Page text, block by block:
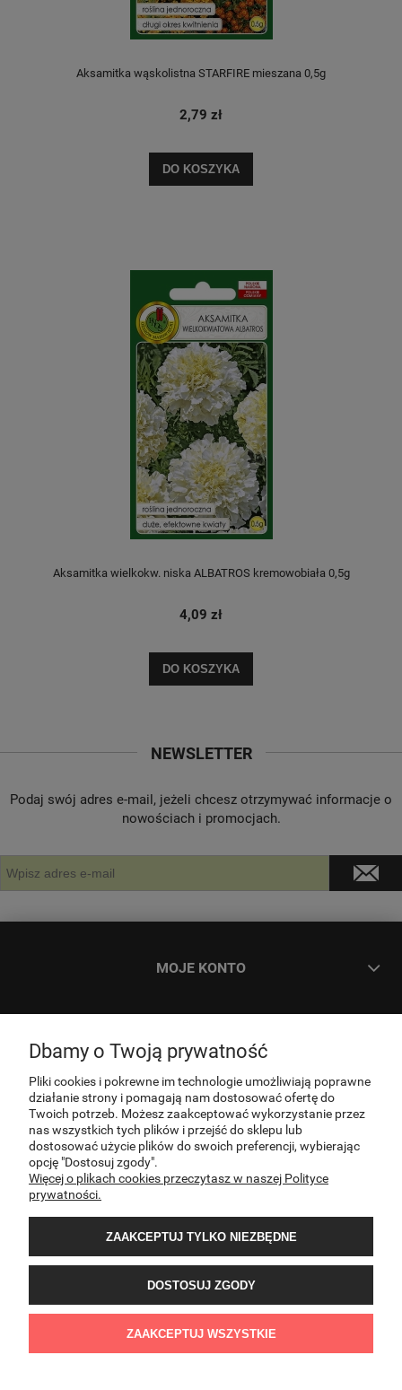
Aksamitka wąskolistna STARFIRE mieszana 0,5g
2,79 zł
DO KOSZYKA
Aksamitka wielkokw. niska ALBATROS kremowobiała 0,5g
4,09 zł
DO KOSZYKA
NEWSLETTER
Podaj swój adres e-mail, jeżeli chcesz otrzymywać informacje o
nowościach i promocjach.
MOJE KONTO
INFORMACJE
O NAS
KONTAKT
Sklep internetowy PNOS | Ożarowska 40/42, 05-850 Ożarów Mazowiecki | E-mail:
Dbamy o Twoją prywatność
Pliki cookies i pokrewne im technologie umożliwiają poprawne
działanie strony i pomagają nam dostosować ofertę do
Twoich potrzeb. Możesz zaakceptować wykorzystanie przez
nas wszystkich tych plików i przejść do sklepu lub
dostosować użycie plików do swoich preferencji, wybierając
opcję "Dostosuj zgody".
Więcej o plikach cookies przeczytasz w naszej Polityce
prywatności.
ZAAKCEPTUJ TYLKO NIEZBĘDNE
DOSTOSUJ ZGODY
ZAAKCEPTUJ WSZYSTKIE